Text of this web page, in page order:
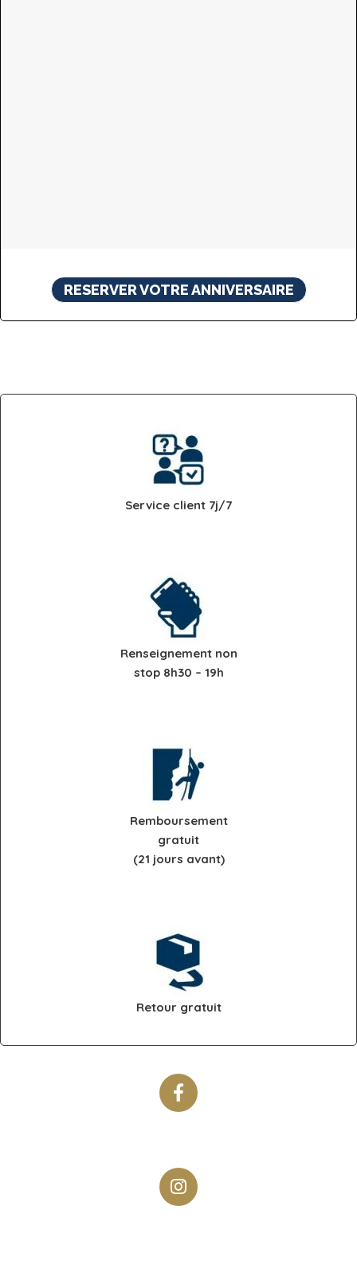
RESERVER VOTRE ANNIVERSAIRE
Service client 7j/7
Renseignement non
stop 8h30 – 19h
Remboursement
gratuit
(21 jours avant)
Retour gratuit